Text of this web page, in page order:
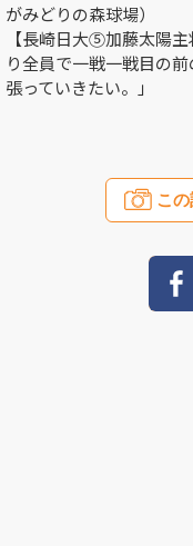
がみどりの森球場）
【長崎日大⑤加藤太陽
り全員で一戦一戦目の
張っていきたい。」
こ